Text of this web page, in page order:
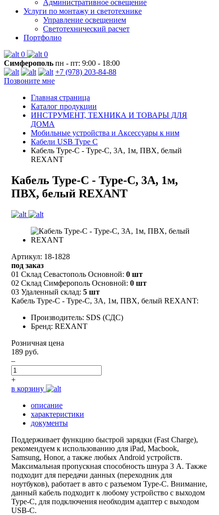
Административное освещение
Услуги по монтажу и светотехнике
Управление освещением
Светотехнический расчет
Портфолио
0
0
Симферополь пн - пт: 9:00 - 18:00
+7 (978) 203-84-88
Позвоните мне
Главная страница
Каталог продукции
ИНСТРУМЕНТ, ТЕХНИКА И ТОВАРЫ ДЛЯ
ДОМА
Мобильные устройства и Аксессуары к ним
Кабели USB Type C
Кабель Type-C - Type-C, 3A, 1м, ПВХ, белый
REXANT
Кабель Type-C - Type-C, 3A, 1м,
ПВХ, белый REXANT
Артикул: 18-1828
под заказ
01 Склад Севастополь Основной: 0 шт
02 Склад Симферополь Основной: 0 шт
03 Удаленный склад: 5 шт
Кабель Type-C - Type-C, 3A, 1м, ПВХ, белый REXANT:
Производитель: SDS (СДС)
Бренд: REXANT
Розничная цена
189 руб.
–
+
в корзину
описание
характеристики
документы
Поддерживает функцию быстрой зарядки (Fast Charge),
рекомендуем к использованию для iPad, Macbook,
Samsung, Honor, а также любых Android устройств.
Максимальная пропускная способность шнура 3 А. Также
подходит для передачи данных (переходник для
ноутбуков), работает в авто с разъемом Type-C. Внимание,
данный кабель подходит к любому устройство с выходом
Type-C, для подключения необходим адаптер с выходом
USB-C.